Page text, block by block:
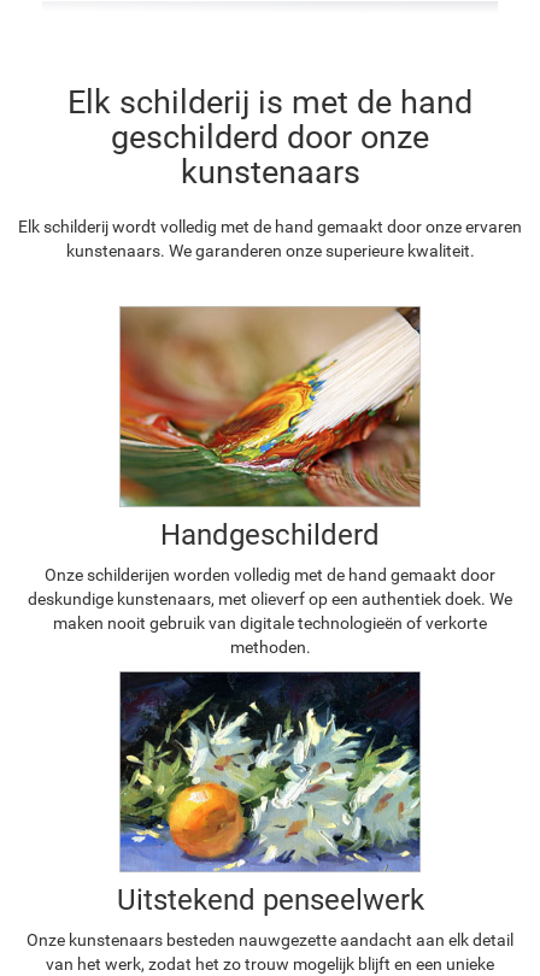
Elk schilderij is met de hand
geschilderd door onze
kunstenaars
Elk schilderij wordt volledig met de hand gemaakt door onze ervaren
kunstenaars. We garanderen onze superieure kwaliteit.
Handgeschilderd
Onze schilderijen worden volledig met de hand gemaakt door
deskundige kunstenaars, met olieverf op een authentiek doek. We
maken nooit gebruik van digitale technologieën of verkorte
methoden.
Uitstekend penseelwerk
Onze kunstenaars besteden nauwgezette aandacht aan elk detail
van het werk, zodat het zo trouw mogelijk blijft en een unieke